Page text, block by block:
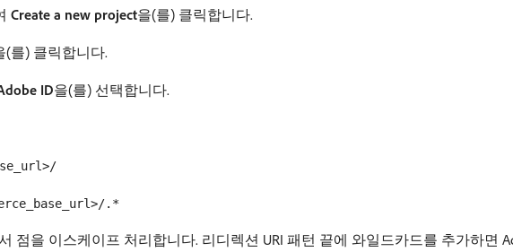
Create a new project​을(를) 클릭합니다.
(를) 클릭합니다.
ID​을(를) 선택합니다.
.*
점을 이스케이프 처리합니다. 리디렉션 URI 패턴 끝에 와일드카드를 추가하면